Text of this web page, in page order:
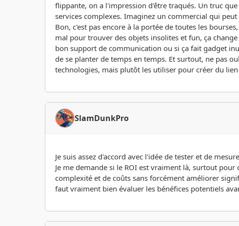
flippante, on a l'impression d'être traqués. Un truc
services complexes. Imaginez un commercial qui
Bon, c'est pas encore à la portée de toutes les
mal pour trouver des objets insolites et fun, ça
bon support de communication ou si ça fait gadget
de se planter de temps en temps. Et surtout, ne pas
technologies, mais plutôt les utiliser pour créer du lien
SlamDunkPro
Je suis assez d'accord avec l'idée de tester et de
Je me demande si le ROI est vraiment là, surtout
complexité et de coûts sans forcément améliorer
faut vraiment bien évaluer les bénéfices potentiels